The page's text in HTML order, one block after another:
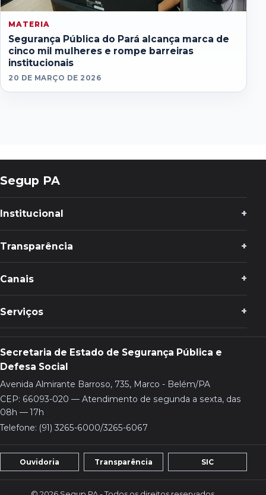
MATERIA
Segurança Pública do Pará alcança marca de
cinco mil mulheres e rompe barreiras
institucionais
20 DE MARÇO DE 2026
Segup PA
Institucional
Transparência
Canais
Serviços
Secretaria de Estado de Segurança Pública e
Defesa Social
Avenida Almirante Barroso, 735, Marco - Belém/PA
CEP: 66093-020 — Atendimento de segunda a sexta, das
08h — 17h
Telefone: (91) 3265-6000/3265-6067
Ouvidoria Transparência SIC